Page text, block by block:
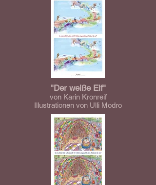
"Der weiße Elf"
von Karin Kronreif
Illustrationen von Ulli Modro